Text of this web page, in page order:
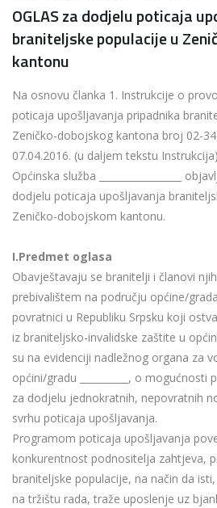
OGLAS za dodjelu poticaja
braniteljske populacije u
kantonu
Na osnovu članka 1. Instrukcije o
poticaja upošljavanja pripadnika
Zeničko-dobojskog kantona broj 02-
07.04.2016. (u daljem tekstu
Općinska služba _________________
dodjelu poticaja upošljavanja
Zeničko-dobojskom kantonu.
I.Predmet oglasa
Obavještavaju se branitelji i članovi
prebivalištem na području općine/grada
povratnici u Republiku Srpsku koji
iz braniteljsko-invalidske zaštite u
su na evidenciji nadležnog organa za
općini/gradu __________, o
za dodjelu jednokratnih, nepovratnih
svrhu poticaja upošljavanja.
Programom poticaja upošljavanja
konkurentnost podnositelja zahtjeva,
braniteljske populacije, na način da
na tržištu rada, traže uposlenje uz